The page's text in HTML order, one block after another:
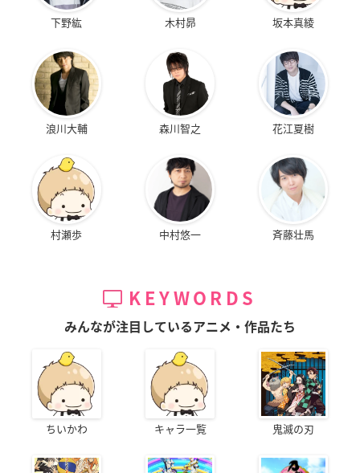
下野紘 木村昴 坂本真綾
浪川大輔 森川智之 花江夏樹
村瀬歩 中村悠一 斉藤壮馬
KEYWORDS
みんなが注目しているアニメ・作品たち
ちいかわ キャラ一覧 鬼滅の刃